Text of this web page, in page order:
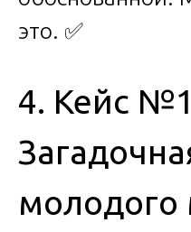
это. ✅
4. Кейс